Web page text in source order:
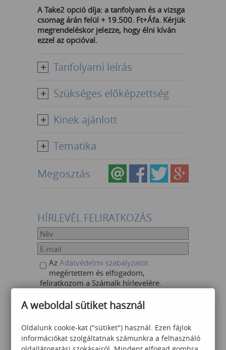
A Take2 opció díja: a tanfolyam és a vizsga
csomag árán felül + 19.500. Ft+Áfa. Kérjük
megrendeléskor jelezze, hogy élni kíván
ezzel az opcióval.
Tanfolyami leírás
Szükséges előképzettség
Kinek ajánlott
Tematika
Megosztás
HÍRLEVÉL FELIRATKOZÁS
Az Adatvédelmi szabályzatot
megértettem és elfogadom,
feliratkozom a Számalk hírlevelére.
AJÁNLOTT KÉPZÉSEK
A weboldal sütiket használ
Oldalunk cookie-kat ("sütiket") használ. Ezen fájlok
információkat szolgáltatnak számunkra a felhasználó